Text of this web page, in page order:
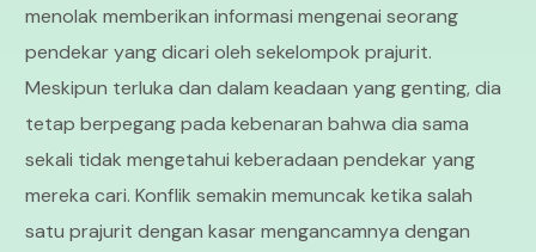
menolak memberikan informasi mengenai seorang
pendekar yang dicari oleh sekelompok prajurit.
Meskipun terluka dan dalam keadaan yang genting, dia
tetap berpegang pada kebenaran bahwa dia sama
sekali tidak mengetahui keberadaan pendekar yang
mereka cari. Konflik semakin memuncak ketika salah
satu prajurit dengan kasar mengancamnya dengan